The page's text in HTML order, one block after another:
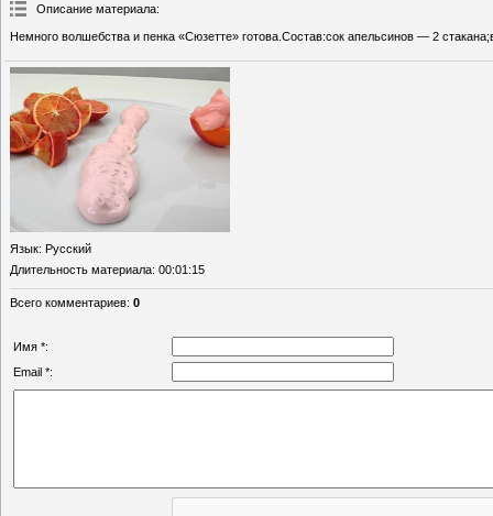
Описание материала:
Немного волшебства и пенка «Сюзетте» готова.Состав:сок апельсинов — 2
Язык: Русский
Длительность материала: 00:01:15
Всего комментариев: 0
Имя *:
Email *: